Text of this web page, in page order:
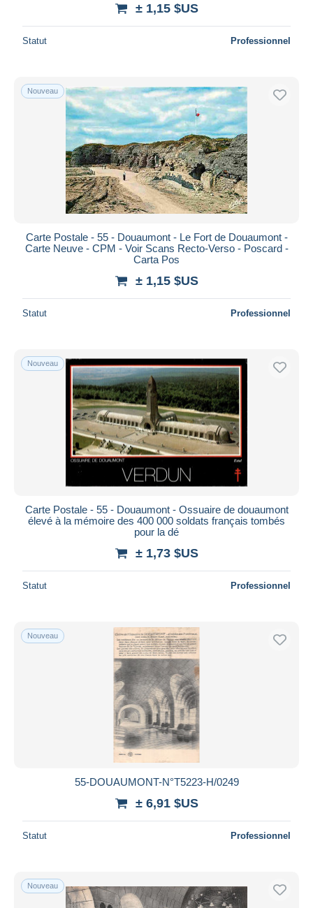
± 1,15 $US
Statut Professionnel
Nouveau
Carte Postale - 55 - Douaumont - Le Fort de Douaumont -
Carte Neuve - CPM - Voir Scans Recto-Verso - Poscard -
Carta Pos
± 1,15 $US
Statut Professionnel
Nouveau
Carte Postale - 55 - Douaumont - Ossuaire de douaumont
élevé à la mémoire des 400 000 soldats français tombés
pour la dé
± 1,73 $US
Statut Professionnel
Nouveau
55-DOUAUMONT-N°T5223-H/0249
± 6,91 $US
Statut Professionnel
Nouveau